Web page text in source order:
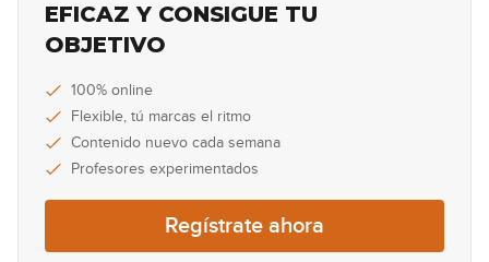
EFICAZ Y CONSIGUE TU
OBJETIVO
100% online
Flexible, tú marcas el ritmo
Contenido nuevo cada semana
Profesores experimentados
Regístrate ahora